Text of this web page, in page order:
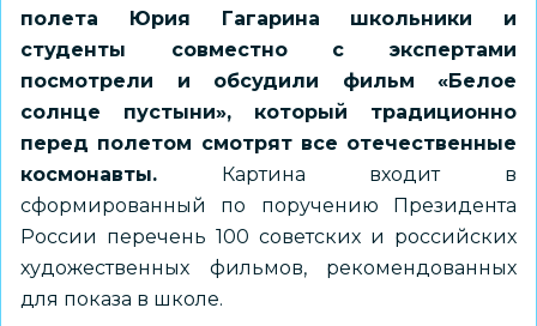
полета Юрия Гагарина школьники и
студенты совместно с экспертами
посмотрели и обсудили фильм «Белое
солнце пустыни», который традиционно
перед полетом смотрят все отечественные
космонавты. Картина входит в
сформированный по поручению Президента
России перечень 100 советских и российских
художественных фильмов, рекомендованных
для показа в школе.